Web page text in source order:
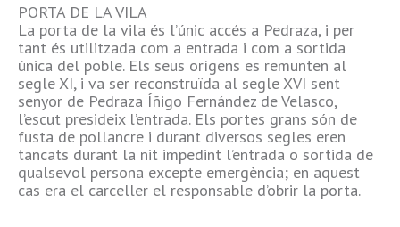
PORTA DE LA VILA
La porta de la vila és l’únic accés a Pedraza, i per
tant és utilitzada com a entrada i com a sortida
única del poble. Els seus orígens es remunten al
segle XI, i va ser reconstruïda al segle XVI sent
senyor de Pedraza Íñigo Fernández de Velasco,
l’escut presideix l’entrada. Els portes grans són de
fusta de pollancre i durant diversos segles eren
tancats durant la nit impedint l’entrada o sortida de
qualsevol persona excepte emergència; en aquest
cas era el carceller el responsable d’obrir la porta.